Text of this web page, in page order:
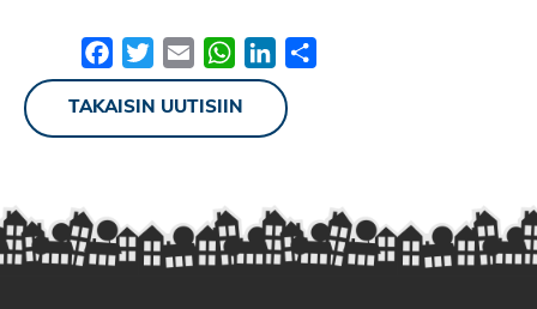
FacebookTwitterEmail WhatsApp
LinkedIn
TAKAISIN UUTISIIN